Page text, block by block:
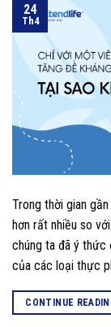
24
Th4
Trong thời gian
hơn rất nhiều so
chúng ta đã ý
của các loại thực
CONTINUE